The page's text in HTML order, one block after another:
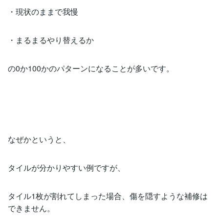
・現状のままで我慢
・まるまるやり替えるか
の0か100かのパターンになることが多いです。
なぜかというと、
タイルが分かりやすい例ですが、
タイル1枚が割れてしまった場合、傷を隠すような補修は
できません。